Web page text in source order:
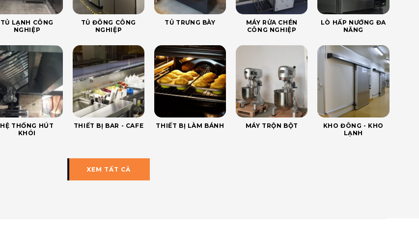
TỦ LẠNH CÔNG
NGHIỆP
TỦ ĐÔNG CÔNG
NGHIỆP
TỦ TRƯNG BÀY
MÁY RỬA CHÉN
CÔNG NGHIỆP
LÒ HẤP NƯỚNG ĐA
NĂNG
HỆ THỐNG HÚT
KHÓI
THIẾT BỊ BAR - CAFE THIẾT BỊ LÀM BÁNH MÁY TRỘN BỘT
KHO ĐÔNG - KHO
LẠNH
XEM TẤT CẢ